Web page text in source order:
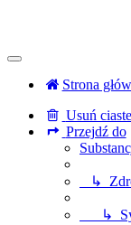
Strona
Usuń
Przejdź do
↳
↳